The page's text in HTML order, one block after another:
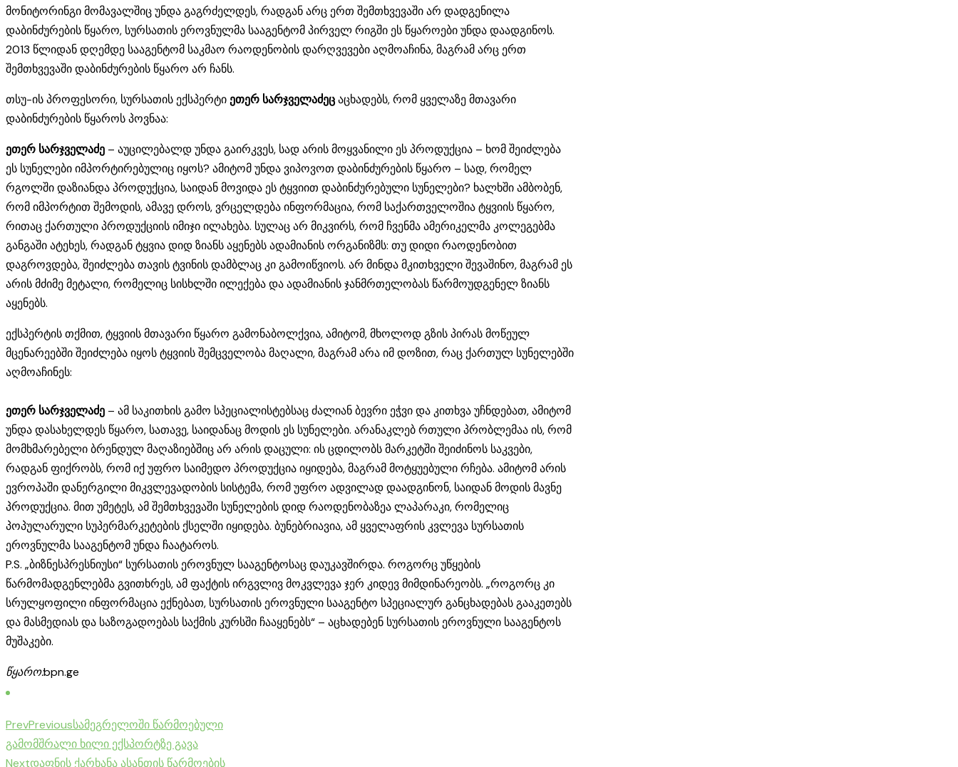
მონიტორინგი მომავალშიც უნდა გაგრძელდეს, რადგან არც ერთ შემთხვევაში არ დადგენილა
დაბინძურების წყარო, სურსათის ეროვნულმა სააგენტომ პირველ რიგში ეს წყაროები უნდა დაადგინოს.
2013 წლიდან დღემდე სააგენტომ საკმაო რაოდენობის დარღვევები აღმოაჩინა, მაგრამ არც ერთ
შემთხვევაში დაბინძურების წყარო არ ჩანს.
თსუ-ის პროფესორი, სურსათის ექსპერტიეთერ სარჯველაძეცაცხადებს, რომ ყველაზე მთავარი
დაბინძურების წყაროს პოვნაა:
ეთერ სარჯველაძე – აუცილებალდ უნდა გაირკვეს, სად არის მოყვანილი ეს პროდუქცია – ხომ შეიძლება
ეს სუნელები იმპორტირებულიც იყოს? ამიტომ უნდა ვიპოვოთ დაბინძურების წყარო – სად, რომელ
რგოლში დაზიანდა პროდუქცია, საიდან მოვიდა ეს ტყვიით დაბინძურებული სუნელები? ხალხში ამბობენ,
რომ იმპორტით შემოდის, ამავე დროს, ვრცელდება ინფორმაცია, რომ საქართველოშია ტყვიის წყარო,
რითაც ქართული პროდუქციის იმიჯი ილახება. სულაც არ მიკვირს, რომ ჩვენმა ამერიკელმა კოლეგებმა
განგაში ატეხეს, რადგან ტყვია დიდ ზიანს აყენებს ადამიანის ორგანიზმს: თუ დიდი რაოდენობით
დაგროვდება, შეიძლება თავის ტვინის დამბლაც კი გამოიწვიოს. არ მინდა მკითხველი შევაშინო, მაგრამ ეს
არის მძიმე მეტალი, რომელიც სისხლში ილექება და ადამიანის ჯანმრთელობას წარმოუდგენელ ზიანს
აყენებს.
ექსპერტის თქმით, ტყვიის მთავარი წყარო გამონაბოლქვია, ამიტომ, მხოლოდ გზის პირას მოწეულ
მცენარეებში შეიძლება იყოს ტყვიის შემცველობა მაღალი, მაგრამ არა იმ დოზით, რაც ქართულ სუნელებში
აღმოაჩინეს:
ეთერ სარჯველაძე – ამ საკითხის გამო სპეციალისტებსაც ძალიან ბევრი ეჭვი და კითხვა უჩნდებათ, ამიტომ
უნდა დასახელდეს წყარო, სათავე, საიდანაც მოდის ეს სუნელები. არანაკლებ რთული პრობლემაა ის, რომ
მომხმარებელი ბრენდულ მაღაზიებშიც არ არის დაცული: ის ცდილობს მარკეტში შეიძინოს საკვები,
რადგან ფიქრობს, რომ იქ უფრო საიმედო პროდუქცია იყიდება, მაგრამ მოტყუებული რჩება. ამიტომ არის
ევროპაში დანერგილი მიკვლევადობის სისტემა, რომ უფრო ადვილად დაადგინონ, საიდან მოდის მავნე
პროდუქცია. მით უმეტეს, ამ შემთხვევაში სუნელების დიდ რაოდენობაზეა ლაპარაკი, რომელიც
პოპულარული სუპერმარკეტების ქსელში იყიდება. ბუნებრიავია, ამ ყველაფრის კვლევა სურსათის
ეროვნულმა სააგენტომ უნდა ჩაატაროს.
P.S. „ბიზნესპრესნიუსი“ სურსათის ეროვნულ სააგენტოსაც დაუკავშირდა. როგორც უწყების
წარმომადგენლებმა გვითხრეს, ამ ფაქტის ირგვლივ მოკვლევა ჯერ კიდევ მიმდინარეობს. „როგორც კი
სრულყოფილი ინფორმაცია ექნებათ, სურსათის ეროვნული სააგენტო სპეციალურ განცხადებას გააკეთებს
და მასმედიას და საზოგადოებას საქმის კურსში ჩააყენებს“ – აცხადებენ სურსათის ეროვნული სააგენტოს
მუშაკები.
წყარო:bpn.ge
PrevPreviousსამეგრელოში წარმოებული
გამომშრალი ხილი ექსპორტზე გავა
Nextდაფნის ქარხანა ასანთის წარმოების